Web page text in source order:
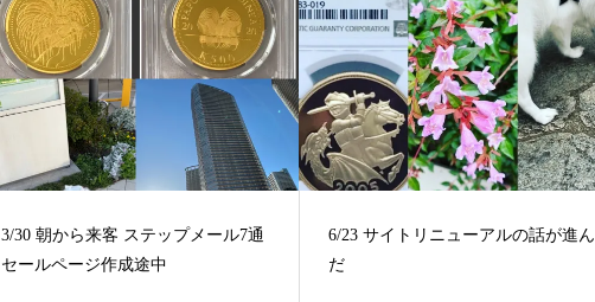
3/30 朝から来客 ステップメール7通
セールページ作成途中
6/23 サイトリニューアルの話が進ん
だ